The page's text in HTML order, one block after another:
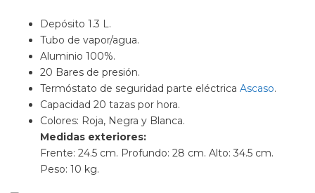
Depósito 1.3 L.
Tubo de vapor/agua.
Aluminio 100%.
20 Bares de presión.
Termóstato de seguridad parte eléctrica Ascaso.
Capacidad 20 tazas por hora.
Colores: Roja, Negra y Blanca.
Medidas exteriores:
Frente: 24.5 cm. Profundo: 28 cm. Alto: 34.5 cm.
Peso: 10 kg.